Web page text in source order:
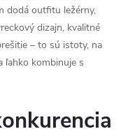
dodá outfitu ležérny,
dizajn, kvalitné
– to sú istoty, na
ľahko kombinuje s